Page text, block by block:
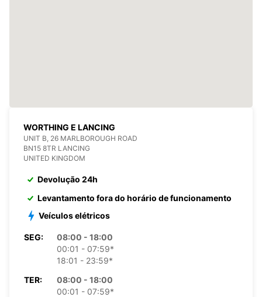
WORTHING E LANCING
UNIT B, 26 MARLBOROUGH ROAD
BN15 8TR LANCING
UNITED KINGDOM
Devolução 24h
Levantamento fora do horário de funcionamento
Veículos elétricos
SEG:
08:00 - 18:00
00:01 - 07:59*
18:01 - 23:59*
TER:
08:00 - 18:00
00:01 - 07:59*